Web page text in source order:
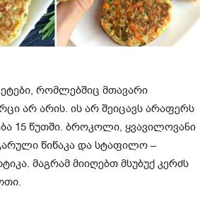
რომლებშიც მთავარი
არ არის. ის არ შეიცავს არაფერს
15 წუთში. ბროკოლი, ყვავილოვანი
წიწაკა და სტაფილო –
მაგრამ მიიღებთ მსუბუქ კერძს